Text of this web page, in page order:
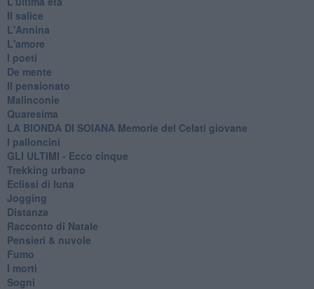
Il salice
L'Annina
L'amore
I poeti
De mente
Il pensionato
Malinconie
Quaresima
LA BIONDA DI SOIANA Memorie del Celati giovane
I palloncini
GLI ULTIMI - Ecco cinque
Trekking urbano
Eclissi di luna
Jogging
Distanza
Racconto di Natale
Pensieri & nuvole
Fumo
I morti
Sogni